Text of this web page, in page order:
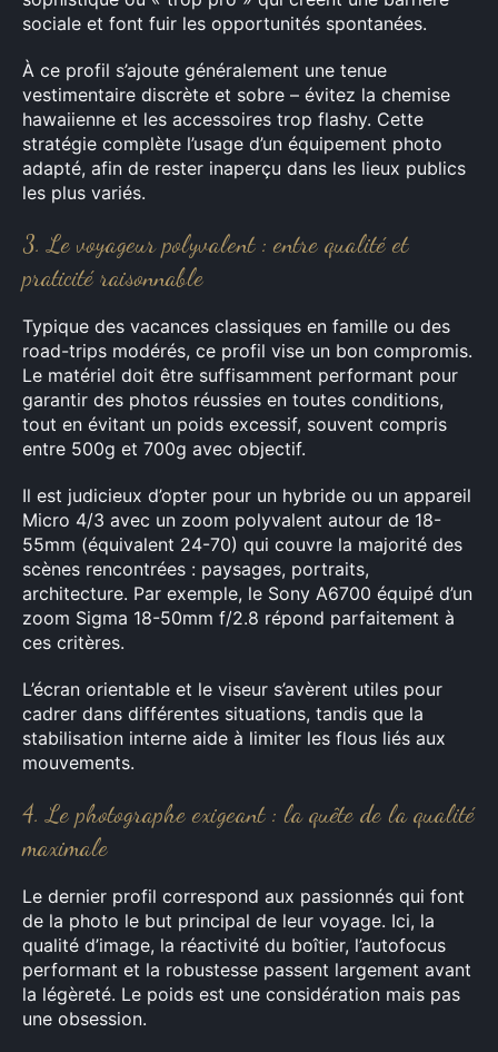
sociale et font fuir les opportunités spontanées.
À ce profil s’ajoute généralement une tenue
vestimentaire discrète et sobre – évitez la chemise
hawaiienne et les accessoires trop flashy. Cette
stratégie complète l’usage d’un équipement photo
adapté, afin de rester inaperçu dans les lieux publics
les plus variés.
3. Le voyageur polyvalent : entre qualité et
praticité raisonnable
Typique des vacances classiques en famille ou des
road-trips modérés, ce profil vise un bon compromis.
Le matériel doit être suffisamment performant pour
garantir des photos réussies en toutes conditions,
tout en évitant un poids excessif, souvent compris
entre 500g et 700g avec objectif.
Il est judicieux d’opter pour un hybride ou un appareil
Micro 4/3 avec un zoom polyvalent autour de 18-
55mm (équivalent 24-70) qui couvre la majorité des
scènes rencontrées : paysages, portraits,
architecture. Par exemple, le Sony A6700 équipé d’un
zoom Sigma 18-50mm f/2.8 répond parfaitement à
ces critères.
L’écran orientable et le viseur s’avèrent utiles pour
cadrer dans différentes situations, tandis que la
stabilisation interne aide à limiter les flous liés aux
mouvements.
4. Le photographe exigeant : la quête de la qualité
maximale
Le dernier profil correspond aux passionnés qui font
de la photo le but principal de leur voyage. Ici, la
qualité d’image, la réactivité du boîtier, l’autofocus
performant et la robustesse passent largement avant
la légèreté. Le poids est une considération mais pas
une obsession.